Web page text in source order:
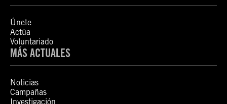
Únete
Actúa
Voluntariado
MÁS ACTUALES
Noticias
Campañas
Investigación